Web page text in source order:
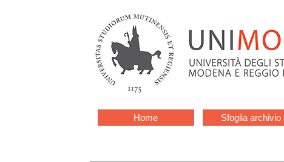
Home Sfoglia archivio